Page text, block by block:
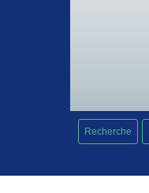
Recherche